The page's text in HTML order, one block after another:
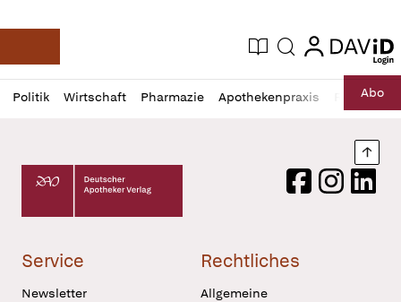
Deutsche Apotheker Zeitung
Aktuelle Ausgabe
Suche login
login
Politik Wirtschaft Pharmazie Apothekenpraxis RechtAbo
Profil
öffnen
Daz
Pur
Deutscher Apotheker Verlag Logo
FacebookInstagram
Service
Newsletter
Rechtliches
Allgemeine